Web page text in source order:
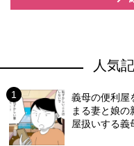
人気
義母の便利屋
まる妻と娘の
屋扱いする義